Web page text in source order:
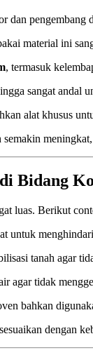
dan
material ini
, termasuk
sangat andal
alat khusus
Bidang
luas. Berikut
untuk
tanah agar
agar tidak
bahkan
dengan